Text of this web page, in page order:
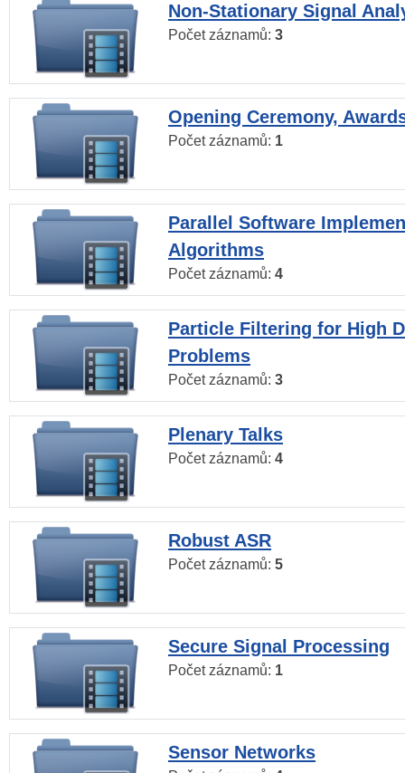
Non-Stationary Signal
Počet záznamů: 3
Opening Ceremony,
Počet záznamů: 1
Parallel Software
Algorithms
Počet záznamů: 4
Particle Filtering for High
Problems
Počet záznamů: 3
Plenary Talks
Počet záznamů: 4
Robust ASR
Počet záznamů: 5
Secure Signal Processing
Počet záznamů: 1
Sensor Networks